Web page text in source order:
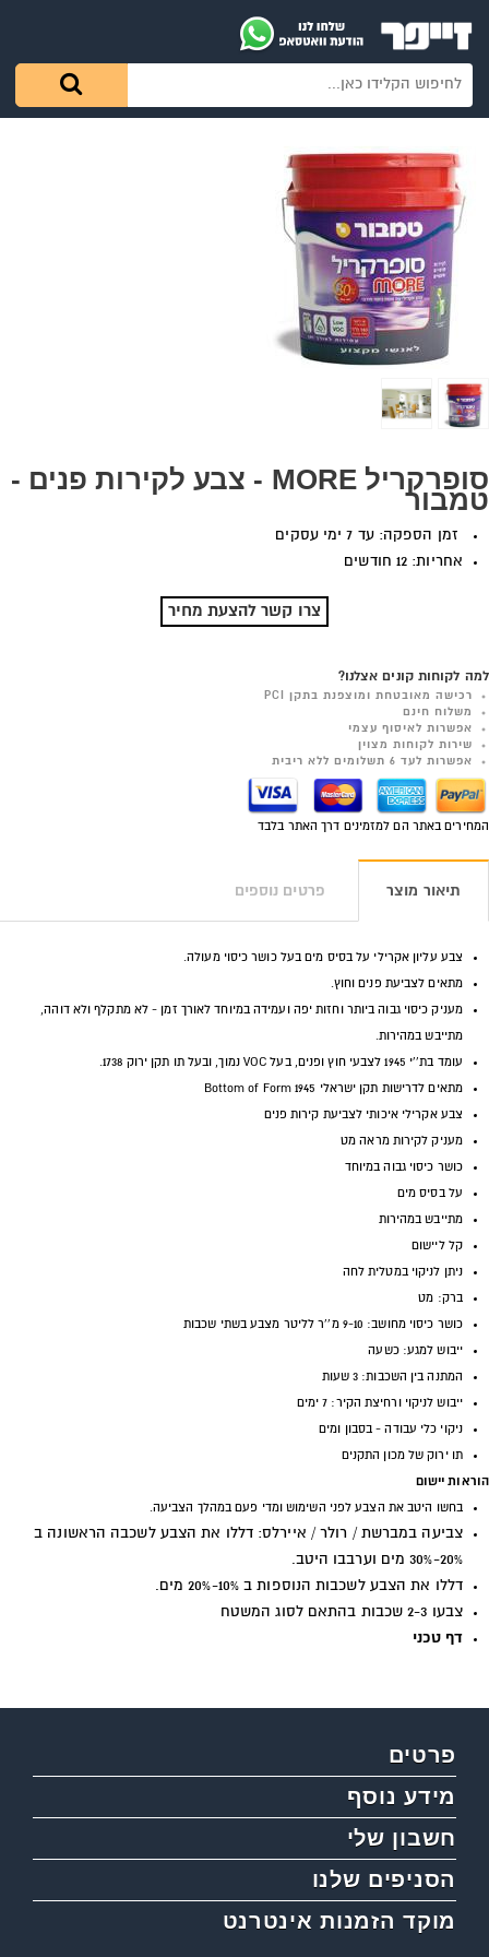
סופרקריל MORE - צבע לקירות פנים -
טמבור
זמן הספקה: עד 7 ימי עסקים
אחריות: 12 חודשים
צרו קשר להצעת מחיר
למה לקוחות קונים אצלנו?
רכישה מאובטחת ומוצפנת בתקן PCI
משלוח חינם
אפשרות לאיסוף עצמי
שירות לקוחות מצוין
אפשרות לעד 6 תשלומים ללא ריבית
המחירים באתר הם למזמינים דרך האתר בלבד
תיאור מוצר פרטים נוספים
צבע עליון אקרילי על בסיס מים בעל כושר כיסוי מעולה.
מתאים לצביעת פנים וחוץ.
מעניק כיסוי גבוה ביותר וחזות יפה ועמידה במיוחד לאורך זמן - לא מתקלף ולא דוהה,
מתייבש במהירות.
עומד בת''י 1945 לצבעי חוץ ופנים, בעל VOC נמוך, ובעל תו תקן ירוק 1738.
מתאים לדרישות תקן ישראלי 1945 Bottom of Form
צבע אקרילי איכותי לצביעת קירות פנים
מעניק לקירות מראה מט
כושר כיסוי גבוה במיוחד
על בסיס מים
מתייבש במהירות
קל ליישום
ניתן לניקוי במטלית לחה
ברק: מט
כושר כיסוי מחושב: 9-10 מ''ר לליטר מצבע בשתי שכבות
ייבוש למגע: כשעה
המתנה בין השכבות: 3 שעות
ייבוש לניקוי ורחיצת הקיר: 7 ימים
ניקוי כלי עבודה - בסבון ומים
תו ירוק של מכון התקנים
הוראות יישום
בחשו היטב את הצבע לפני השימוש ומדי פעם במהלך הצביעה.
צביעה במברשת / רולר / איירלס: דללו את הצבע לשכבה הראשונה ב
20%-30% מים וערבבו היטב.
דללו את הצבע לשכבות הנוספות ב 10%-20% מים.
צבעו 2-3 שכבות בהתאם לסוג המשטח
דף טכני
פרטים
מידע נוסף
חשבון שלי
הסניפים שלנו
מוקד הזמנות אינטרנט